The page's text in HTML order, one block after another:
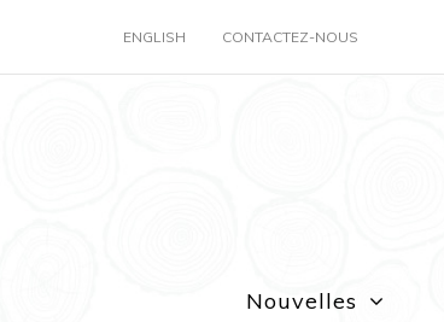
ENGLISH CONTACTEZ-NOUS
Nouvelles